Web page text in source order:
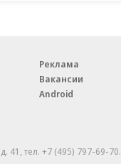
Реклама
Вакансии
Android
41,тел. +7 (495) 797-69-70.